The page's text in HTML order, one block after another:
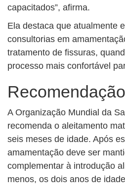
capacitados”, afirma.
Ela destaca que atualmente
consultorias em
tratamento de fissuras,
processo mais confortável
A Organização Mundial da
recomenda o aleitamento
seis meses de idade. Após
amamentação deve ser
complementar à introdução
menos, os dois anos de